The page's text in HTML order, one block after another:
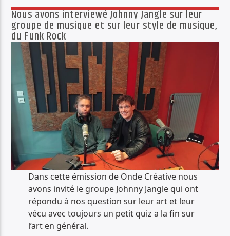
CULTURE UNITED.MP3
CULTURE UNITED.MP3
Radio Déclic
Nous avons interviewé Johnny Jangle sur leur
groupe de musique et sur leur style de musique,
du Funk Rock
Dans cette émission de Onde Créative nous
avons invité le groupe Johnny Jangle qui ont
répondu à nos question sur leur art et leur
vécu avec toujours un petit quiz a la fin sur
l’art en général.